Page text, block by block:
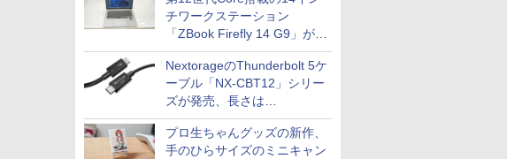
チワークステーション
「ZBook Firefly 14 G9」が
79,800円！秋葉原で中古PC
セール
NextorageのThunderbolt 5ケ
ーブル「NX-CBT12」シリー
ズが発売、長さは
30cm/50cm/1mの3種類
プロ生ちゃんグッズの新作、
手のひらサイズのミニキャン